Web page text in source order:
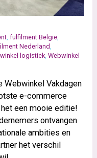
,fulfilment België
Nederland
logistiek ,Webwinkel
Webwinkel Vakdagen
e-commerce
een mooie editie!
ontvangen
ambities en
het verschil